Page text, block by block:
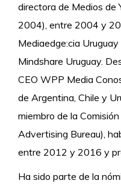
directora de Medios de
2004), entre 2004 y
Mediaedge:cia
Mindshare Uruguay.
CEO WPP Media
de Argentina, Chile y
miembro de la
Advertising Bureau),
entre 2012 y 2016 y
Ha sido parte de la